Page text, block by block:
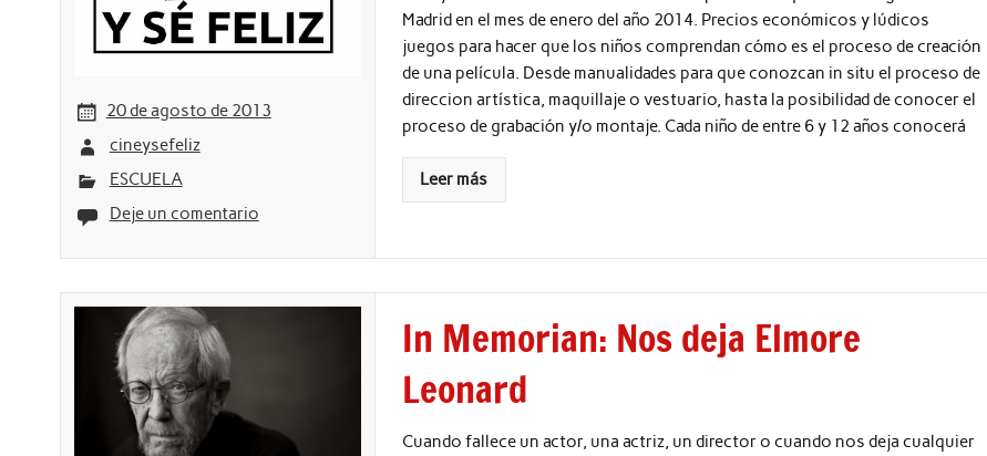
20 de agosto de 2013
cineysefeliz
ESCUELA
Deje un comentario
Madrid en el mes de enero del año 2014. Precios económicos y lúdicos
juegos para hacer que los niños comprendan cómo es el proceso de creación
de una película. Desde manualidades para que conozcan in situ el proceso de
direccion artística, maquillaje o vestuario, hasta la posibilidad de conocer el
proceso de grabación y/o montaje. Cada niño de entre 6 y 12 años conocerá
Leer más
In Memorian: Nos deja Elmore
Leonard
Cuando fallece un actor, una actriz, un director o cuando nos deja cualquier